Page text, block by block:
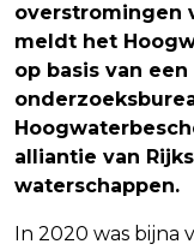
overstromingen
meldt het
op basis van
alliantie van
waterschappen.
In 2020 was